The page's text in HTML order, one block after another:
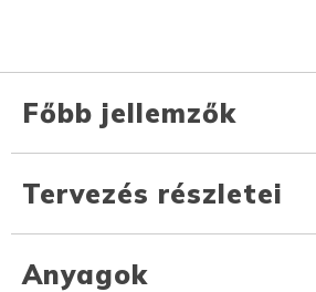
Főbb jellemzők
Tervezés részletei
Anyagok